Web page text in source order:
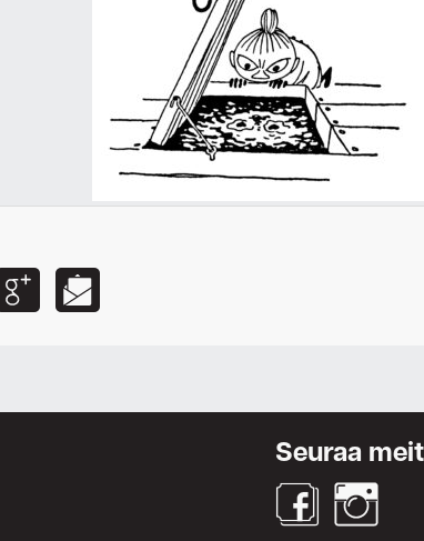
Design District
Seuraa